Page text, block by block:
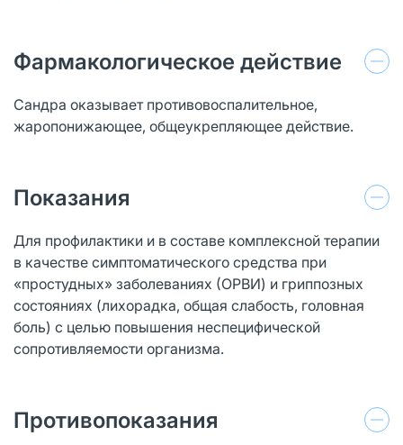
Фармакологическое действие
Сандра оказывает противовоспалительное,
жаропонижающее, общеукрепляющее действие.
Показания
Для профилактики и в составе комплексной терапии
в качестве симптоматического средства при
«простудных» заболеваниях (ОРВИ) и гриппозных
состояниях (лихорадка, общая слабость, головная
боль) с целью повышения неспецифической
сопротивляемости организма.
Противопоказания